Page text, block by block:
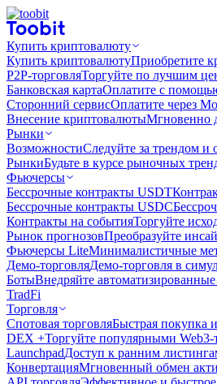
Купить криптовалюту
Купить криптовалютуПриобретите
P2P-торговляТоргуйте по лучшим
Банковская картаОплатите с
Сторонний сервисОплатите через
Внесение криптовалютыМгновенно
Рынки
ВозможностиСледуйте за трендом и
РынкиБудьте в курсе рыночных
Фьючерсы
Бессрочные контракты USDT
Бессрочные контракты USDC
Контракты на событияТоргуйте
Рынок прогнозовПреобразуйте
Фьючерсы LiteМинималистичные
Демо-торговляДемо-торговля в
БотыВнедряйте
TradFi
Торговля
Спотовая торговляБыстрая покупка
DEX +Торгуйте популярными Web3-
LaunchpadДоступ к ранним
КонвертацияМгновенный обмен